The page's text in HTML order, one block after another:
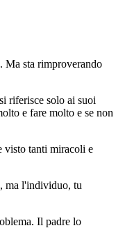
Ma sta rimproverando
riferisce solo ai suoi
e fare molto e se non
visto tanti miracoli e
ma l'individuo, tu
Il padre lo